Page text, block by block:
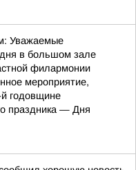
Уважаемые
в большом зале
филармонии
мероприятие,
й годовщине
праздника — Дня